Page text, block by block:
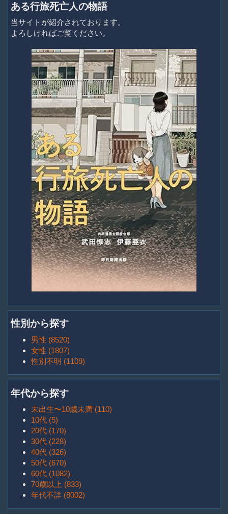
ある行旅死亡人の物語
当サイトが紹介されております。
よろしければご覧ください。
性別から探す
男性 (8520)
女性 (1807)
性別不明 (1109)
年代から探す
未出生〜10歳未満 (110)
10代 (5)
20代 (170)
30代 (228)
40代 (326)
50代 (670)
60代 (1082)
70歳以上 (833)
年代不詳 (8002)